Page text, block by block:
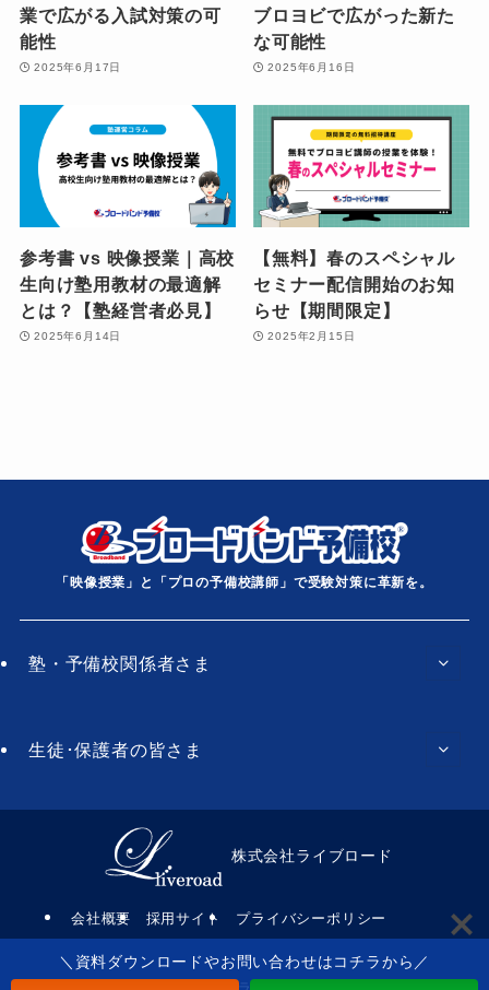
業で広がる入試対策の可
能性
2025年6月17日
ブロヨビで広がった新た
な可能性
2025年6月16日
参考書 vs 映像授業｜高校
生向け塾用教材の最適解
とは？【塾経営者必見】
2025年6月14日
【無料】春のスペシャル
セミナー配信開始のお知
らせ【期間限定】
2025年2月15日
「映像授業」と「プロの予備校講師」で受験対策に革新を。
塾・予備校関係者さま
生徒･保護者の皆さま
株式会社ライブロード
会社概要 採用サイト プライバシーポリシー
＼資料ダウンロードやお問い合わせはコチラから／